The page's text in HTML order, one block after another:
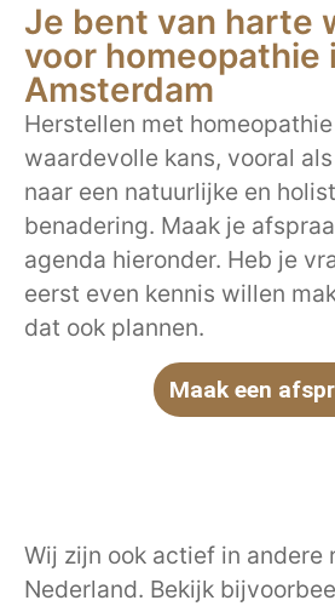
Je bent van harte
voor homeopathie
Amsterdam
Herstellen met
waardevolle kans, vooral
naar een natuurlijke en
benadering. Maak je
agenda hieronder. Heb je
eerst even kennis willen
dat ook plannen.
Maak een
Wij zijn ook actief in andere
Nederland. Bekijk